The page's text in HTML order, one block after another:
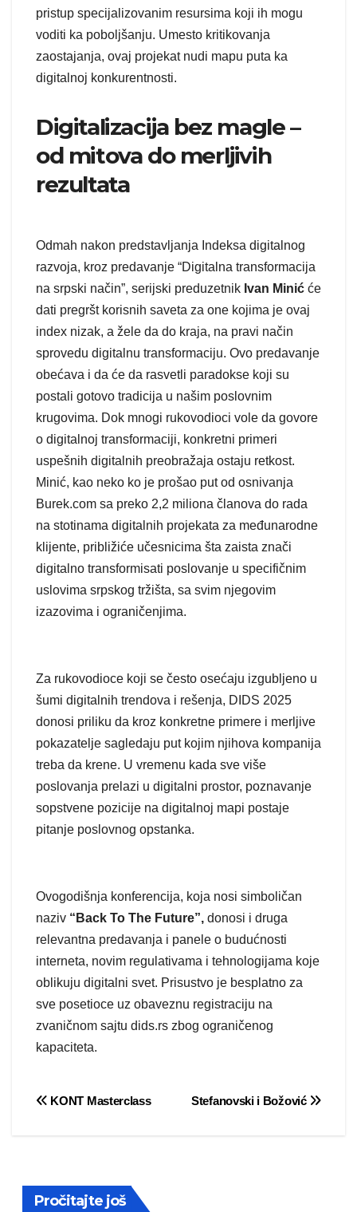
pristup specijalizovanim resursima koji ih mogu
voditi ka poboljšanju. Umesto kritikovanja
zaostajanja, ovaj projekat nudi mapu puta ka
digitalnoj konkurentnosti.
Digitalizacija bez magle –
od mitova do merljivih
rezultata
Odmah nakon predstavljanja Indeksa digitalnog
razvoja, kroz predavanje “Digitalna transformacija
na srpski način”, serijski preduzetnik Ivan Minić će
dati pregršt korisnih saveta za one kojima je ovaj
index nizak, a žele da do kraja, na pravi način
sprovedu digitalnu transformaciju. Ovo predavanje
obećava i da će da rasvetli paradokse koji su
postali gotovo tradicija u našim poslovnim
krugovima. Dok mnogi rukovodioci vole da govore
o digitalnoj transformaciji, konkretni primeri
uspešnih digitalnih preobražaja ostaju retkost.
Minić, kao neko ko je prošao put od osnivanja
Burek.com sa preko 2,2 miliona članova do rada
na stotinama digitalnih projekata za međunarodne
klijente, približiće učesnicima šta zaista znači
digitalno transformisati poslovanje u specifičnim
uslovima srpskog tržišta, sa svim njegovim
izazovima i ograničenjima.
Za rukovodioce koji se često osećaju izgubljeno u
šumi digitalnih trendova i rešenja, DIDS 2025
donosi priliku da kroz konkretne primere i merljive
pokazatelje sagledaju put kojim njihova kompanija
treba da krene. U vremenu kada sve više
poslovanja prelazi u digitalni prostor, poznavanje
sopstvene pozicije na digitalnoj mapi postaje
pitanje poslovnog opstanka.
Ovogodišnja konferencija, koja nosi simboličan
naziv “Back To The Future”, donosi i druga
relevantna predavanja i panele o budućnosti
interneta, novim regulativama i tehnologijama koje
oblikuju digitalni svet. Prisustvo je besplatno za
sve posetioce uz obaveznu registraciju na
zvaničnom sajtu dids.rs zbog ograničenog
kapaciteta.
Post
Stefanovski i Božović
KONT Masterclass
Pročitajte još